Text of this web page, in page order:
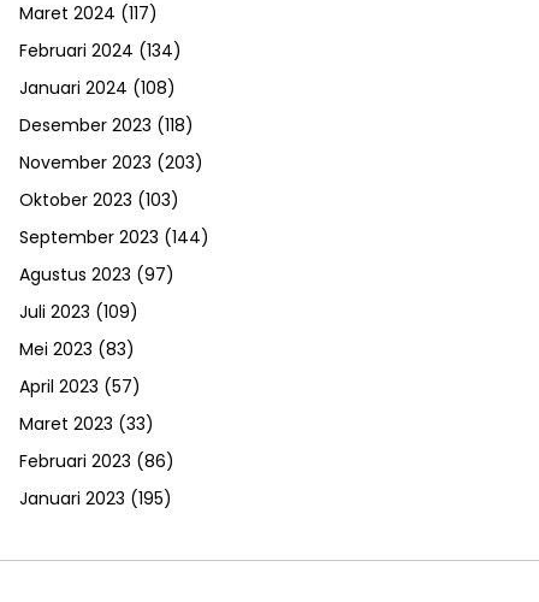
Maret 2024 (117)
Februari 2024 (134)
Januari 2024 (108)
Desember 2023 (118)
November 2023 (203)
Oktober 2023 (103)
September 2023 (144)
Agustus 2023 (97)
Juli 2023 (109)
Mei 2023 (83)
April 2023 (57)
Maret 2023 (33)
Februari 2023 (86)
Januari 2023 (195)